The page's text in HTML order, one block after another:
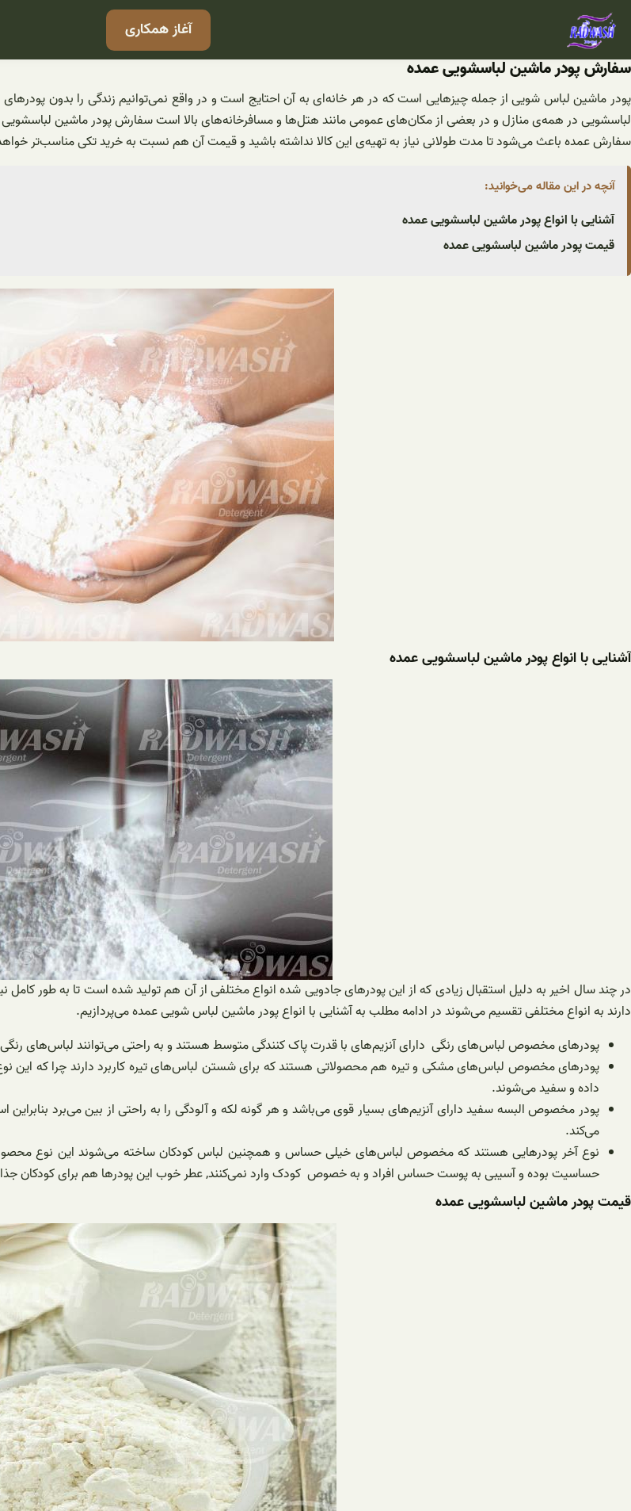
رفتن
آغاز همکاری
سفارش پودر ماشین لباسشویی عمده
پودر ماشین لباس شویی از جمله چیزهایی است که در هر خانه‌ای به آن احتایج است و در واقع نمی‌توانیم زندگی را بدون
لباسشویی در همه‌ی منازل و در بعضی از مکان‌های عمومی مانند هتل‌ها و مسافرخانه‌های بالا است سفارش پودر ماشین
سفارش عمده باعث می‌شود تا مدت طولانی‌ نیاز به تهیه‌ی این کالا نداشته باشید و قیمت آن هم نسبت به خرید تکی مناسب‌تر
آنچه در این مقاله می‌خوانید:
آشنایی با انواع پودر ماشین لباسشویی عمده
قیمت پودر ماشین لباسشویی عمده
آشنایی با انواع پودر ماشین لباسشویی عمده
در چند سال اخیر به دلیل استقبال زیادی که از این پودرهای جادویی شده انواع مختلفی از آن هم تولید شده است تا به طور
دارند به انواع مختلفی تقسیم می‌شوند در ادامه مطلب به آشنایی با انواع پودر ماشین لباس شویی عمده می‌پردازیم.
پودرهای مخصوص لباس‌های رنگی دارای آنزیم‌های با قدرت پاک کنندگی متوسط هستند و به راحتی می‌توانند لباس‌های رنگی
پودرهای مخصوص لباس‌های مشکی و تیره هم محصولاتی هستند که برای شستن لباس‌های تیره کاربرد دارند چرا که این
داده و سفید می‌شوند.
پودر مخصوص البسه سفید دارای آنزیم‌های بسیار قوی می‌باشد و هر گونه لکه و آلودگی را به راحتی از بین می‌برد
می‌کند.
نوع آخر پودرهایی هستند که مخصوص لباس‌های خیلی حساس و همچنین لباس کودکان ساخته می‌شوند این نوع
حساسیت بوده و آسیبی به پوست حساس افراد و به خصوص کودک وارد نمی‌کنند, عطر خوب این پودرها هم برای کودکان
قیمت پودر ماشین لباسشویی عمده